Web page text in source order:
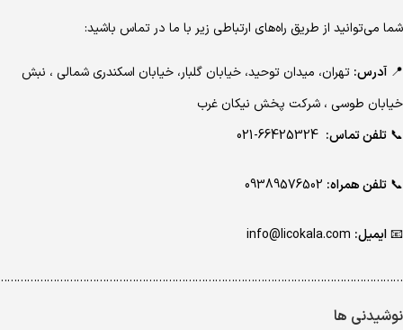
شما می‌توانید از طریق راه‌های ارتباطی زیر با ما در تماس باشید:
📍 آدرس: تهران، میدان توحید، خیابان گلبار، خیابان اسکندری شمالی ، نبش
خیابان طوسی ، شرکت پخش نیکان غرب
📞 تلفن تماس:
📞 تلفن همراه:
📧ایمیل:
نوشیدنی ها